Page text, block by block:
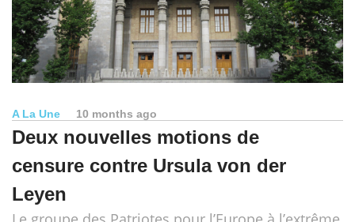
A La Une 10 months ago
Deux nouvelles motions de
censure contre Ursula von der
Leyen